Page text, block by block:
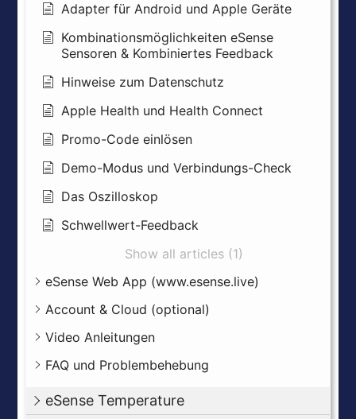
Adapter für Android und Apple Geräte
Kombinationsmöglichkeiten eSense
Sensoren & Kombiniertes Feedback
Hinweise zum Datenschutz
Apple Health und Health Connect
Promo-Code einlösen
Demo-Modus und Verbindungs-Check
Das Oszilloskop
Schwellwert-Feedback
Show all articles (1)
eSense Web App (www.esense.live)
Account & Cloud (optional)
Video Anleitungen
FAQ und Problembehebung
eSense Temperature